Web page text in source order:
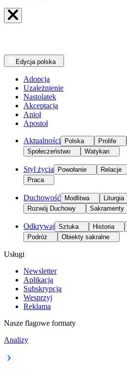
Edycja polska
Adopcja
Uzależnienie
Nastolatek
Akceptacja
Anioł
Apostoł
Aktualności Polska Prolife
Społeczeństwo
Watykan
Styl życia Powołanie Relacje
Praca
Duchowość Modlitwa Liturgia
Rozwój Duchowy
Sakramenty
Odkrywaj Sztuka Historia
Podróż
Obiekty sakralne
Usługi
Newsletter
Aplikacja
Subskrypcja
Wesprzyj
Reklama
Nasze flagowe formaty
Analizy